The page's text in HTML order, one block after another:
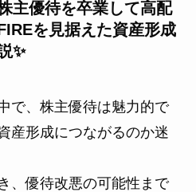
主優待を卒業して高配
を見据えた資産形成
✨
で、株主優待は魅力的で
産形成につながるのか迷
、優待改悪の可能性まで